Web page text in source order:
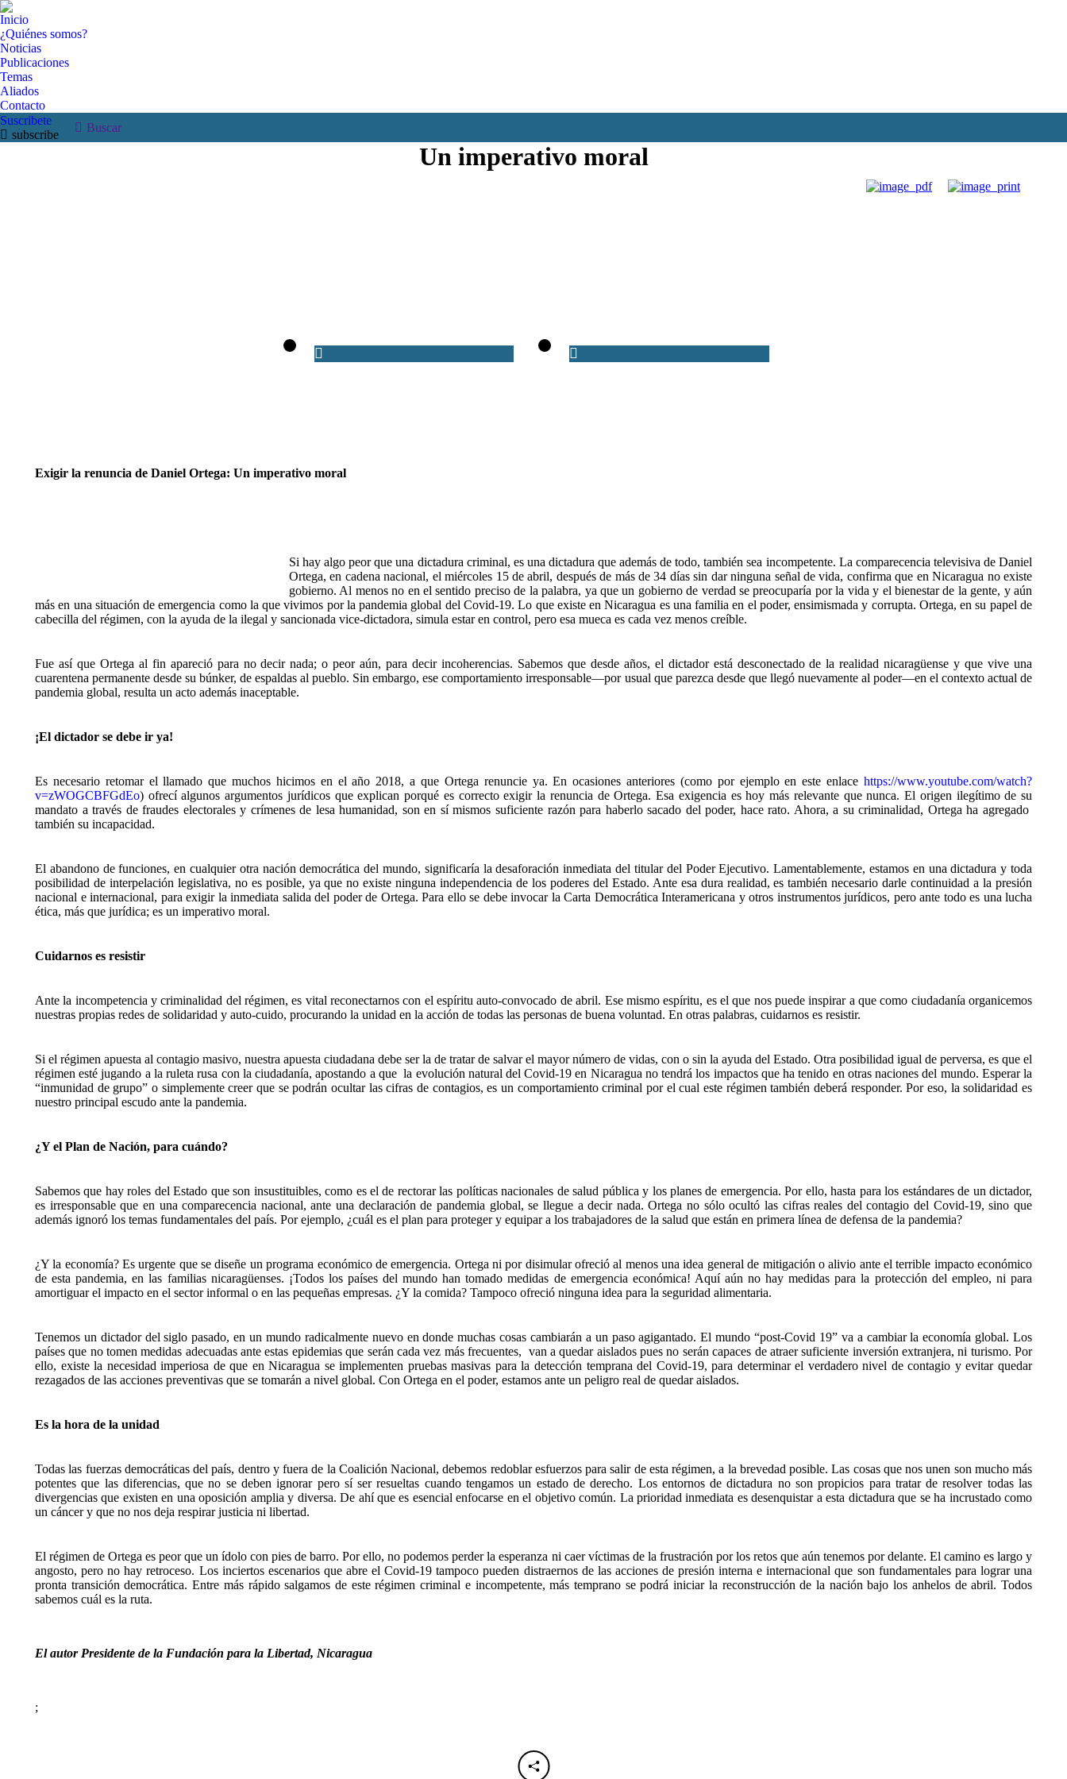
Inicio
¿Quiénes somos?
Noticias
Publicaciones
Temas
Aliados
Contacto
Suscribete
subscribe
Buscar:
Buscar
Un imperativo moral
Exigir la renuncia de Daniel Ortega: Un imperativo moral
Si hay algo peor que una dictadura criminal, es una dictadura que además de todo, también sea incompetente. La comparecencia televisiva de Daniel
Ortega, en cadena nacional, el miércoles 15 de abril, después de más de 34 días sin dar ninguna señal de vida, confirma que en Nicaragua no existe
gobierno. Al menos no en el sentido preciso de la palabra, ya que un gobierno de verdad se preocuparía por la vida y el bienestar de la gente, y aún
más en una situación de emergencia como la que vivimos por la pandemia global del Covid-19. Lo que existe en Nicaragua es una familia en el poder, ensimismada y corrupta. Ortega, en su papel de
cabecilla del régimen, con la ayuda de la ilegal y sancionada vice-dictadora, simula estar en control, pero esa mueca es cada vez menos creíble.
Fue así que Ortega al fin apareció para no decir nada; o peor aún, para decir incoherencias. Sabemos que desde años, el dictador está desconectado de la realidad nicaragüense y que vive una
cuarentena permanente desde su búnker, de espaldas al pueblo. Sin embargo, ese comportamiento irresponsable—por usual que parezca desde que llegó nuevamente al poder—en el contexto actual de
pandemia global, resulta un acto además inaceptable.
¡El dictador se debe ir ya!
Es necesario retomar el llamado que muchos hicimos en el año 2018, a que Ortega renuncie ya. En ocasiones anteriores (como por ejemplo en este enlace https://www.youtube.com/watch?
v=zWOGCBFGdEo) ofrecí algunos argumentos jurídicos que explican porqué es correcto exigir la renuncia de Ortega. Esa exigencia es hoy más relevante que nunca. El origen ilegítimo de su
mandato a través de fraudes electorales y crímenes de lesa humanidad, son en sí mismos suficiente razón para haberlo sacado del poder, hace rato. Ahora, a su criminalidad, Ortega ha agregado
también su incapacidad.
El abandono de funciones, en cualquier otra nación democrática del mundo, significaría la desaforación inmediata del titular del Poder Ejecutivo. Lamentablemente, estamos en una dictadura y toda
posibilidad de interpelación legislativa, no es posible, ya que no existe ninguna independencia de los poderes del Estado. Ante esa dura realidad, es también necesario darle continuidad a la presión
nacional e internacional, para exigir la inmediata salida del poder de Ortega. Para ello se debe invocar la Carta Democrática Interamericana y otros instrumentos jurídicos, pero ante todo es una lucha
ética, más que jurídica; es un imperativo moral.
Cuidarnos es resistir
Ante la incompetencia y criminalidad del régimen, es vital reconectarnos con el espíritu auto-convocado de abril. Ese mismo espíritu, es el que nos puede inspirar a que como ciudadanía organicemos
nuestras propias redes de solidaridad y auto-cuido, procurando la unidad en la acción de todas las personas de buena voluntad. En otras palabras, cuidarnos es resistir.
Si el régimen apuesta al contagio masivo, nuestra apuesta ciudadana debe ser la de tratar de salvar el mayor número de vidas, con o sin la ayuda del Estado. Otra posibilidad igual de perversa, es que el
régimen esté jugando a la ruleta rusa con la ciudadanía, apostando a que la evolución natural del Covid-19 en Nicaragua no tendrá los impactos que ha tenido en otras naciones del mundo. Esperar la
“inmunidad de grupo” o simplemente creer que se podrán ocultar las cifras de contagios, es un comportamiento criminal por el cual este régimen también deberá responder. Por eso, la solidaridad es
nuestro principal escudo ante la pandemia.
¿Y el Plan de Nación, para cuándo?
Sabemos que hay roles del Estado que son insustituibles, como es el de rectorar las políticas nacionales de salud pública y los planes de emergencia. Por ello, hasta para los estándares de un dictador,
es irresponsable que en una comparecencia nacional, ante una declaración de pandemia global, se llegue a decir nada. Ortega no sólo ocultó las cifras reales del contagio del Covid-19, sino que
además ignoró los temas fundamentales del país. Por ejemplo, ¿cuál es el plan para proteger y equipar a los trabajadores de la salud que están en primera línea de defensa de la pandemia?
¿Y la economía? Es urgente que se diseñe un programa económico de emergencia. Ortega ni por disimular ofreció al menos una idea general de mitigación o alivio ante el terrible impacto económico
de esta pandemia, en las familias nicaragüenses. ¡Todos los países del mundo han tomado medidas de emergencia económica! Aquí aún no hay medidas para la protección del empleo, ni para
amortiguar el impacto en el sector informal o en las pequeñas empresas. ¿Y la comida? Tampoco ofreció ninguna idea para la seguridad alimentaria.
Tenemos un dictador del siglo pasado, en un mundo radicalmente nuevo en donde muchas cosas cambiarán a un paso agigantado. El mundo “post-Covid 19” va a cambiar la economía global. Los
países que no tomen medidas adecuadas ante estas epidemias que serán cada vez más frecuentes, van a quedar aislados pues no serán capaces de atraer suficiente inversión extranjera, ni turismo. Por
ello, existe la necesidad imperiosa de que en Nicaragua se implementen pruebas masivas para la detección temprana del Covid-19, para determinar el verdadero nivel de contagio y evitar quedar
rezagados de las acciones preventivas que se tomarán a nivel global. Con Ortega en el poder, estamos ante un peligro real de quedar aislados.
Es la hora de la unidad
Todas las fuerzas democráticas del país, dentro y fuera de la Coalición Nacional, debemos redoblar esfuerzos para salir de esta régimen, a la brevedad posible. Las cosas que nos unen son mucho más
potentes que las diferencias, que no se deben ignorar pero sí ser resueltas cuando tengamos un estado de derecho. Los entornos de dictadura no son propicios para tratar de resolver todas las
divergencias que existen en una oposición amplia y diversa. De ahí que es esencial enfocarse en el objetivo común. La prioridad inmediata es desenquistar a esta dictadura que se ha incrustado como
un cáncer y que no nos deja respirar justicia ni libertad.
El régimen de Ortega es peor que un ídolo con pies de barro. Por ello, no podemos perder la esperanza ni caer víctimas de la frustración por los retos que aún tenemos por delante. El camino es largo y
angosto, pero no hay retroceso. Los inciertos escenarios que abre el Covid-19 tampoco pueden distraernos de las acciones de presión interna e internacional que son fundamentales para lograr una
pronta transición democrática. Entre más rápido salgamos de este régimen criminal e incompetente, más temprano se podrá iniciar la reconstrucción de la nación bajo los anhelos de abril. Todos
sabemos cuál es la ruta.
El autor Presidente de la Fundación para la Libertad, Nicaragua
;